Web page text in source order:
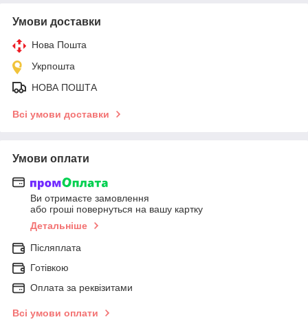
Умови доставки
Нова Пошта
Укрпошта
НОВА ПОШТА
Всі умови доставки
Умови оплати
Ви отримаєте замовлення
або гроші повернуться на вашу картку
Детальніше
Післяплата
Готівкою
Оплата за реквізитами
Всі умови оплати